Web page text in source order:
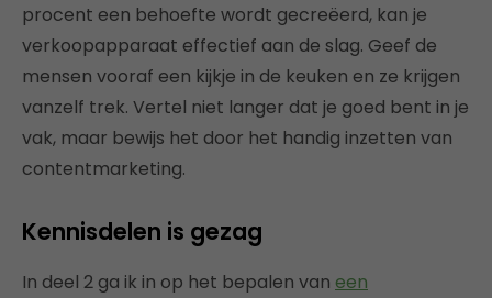
procent een behoefte wordt gecreëerd, kan je
verkoopapparaat effectief aan de slag. Geef de
mensen vooraf een kijkje in de keuken en ze krijgen
vanzelf trek. Vertel niet langer dat je goed bent in je
vak, maar bewijs het door het handig inzetten van
contentmarketing.
Kennisdelen is gezag
In deel 2 ga ik in op het bepalen van een